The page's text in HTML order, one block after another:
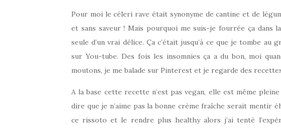
Pour moi le céleri rave était synonyme de cantine et de
et sans saveur ! Mais pourquoi me suis-je fourrée ça dans
seule d’un vrai délice. Ça c’était jusqu’à ce que je tombe
sur You-tube. Des fois les insomnies ça a du bon, moi
moutons, je me balade sur Pinterest et je regarde des
A la base cette recette n’est pas vegan, elle est même
dire que je n’aime pas la bonne crème fraîche serait mentir
ce rissoto et le rendre plus healthy alors j’ai tenté